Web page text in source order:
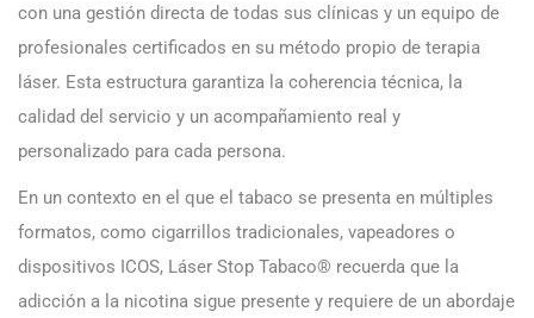
con una gestión directa de todas sus clínicas y un equipo de
profesionales certificados en su método propio de terapia
láser. Esta estructura garantiza la coherencia técnica, la
calidad del servicio y un acompañamiento real y
personalizado para cada persona.
En un contexto en el que el tabaco se presenta en múltiples
formatos, como cigarrillos tradicionales, vapeadores o
dispositivos ICOS, Láser Stop Tabaco® recuerda que la
adicción a la nicotina sigue presente y requiere de un abordaje